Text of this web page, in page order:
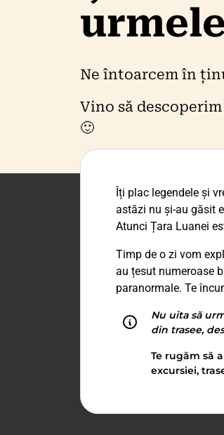
Ne întoarcem în
Vino să
🙂
Îți plac legendele și
astăzi nu și-au găsit
Atunci Țara Luanei
Timp de o zi vom
au țesut numeroase
paranormale. Te
Nu uita să
din trasee,
Te rugăm să
excursiei,